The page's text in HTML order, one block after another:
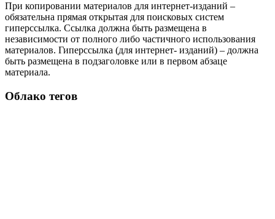
При копировании материалов для интернет-изданий –
обязательна прямая открытая для поисковых систем
гиперссылка. Ссылка должна быть размещена в
независимости от полного либо частичного использования
материалов. Гиперссылка (для интернет- изданий) – должна
быть размещена в подзаголовке или в первом абзаце
материала.
Облако тегов